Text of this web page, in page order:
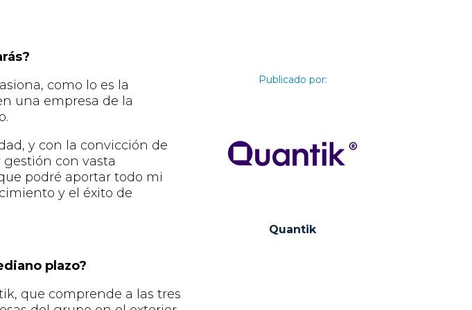
?
, como lo es la
una empresa de la
y con la convicción de
con vasta
podré aportar todo mi
y el éxito de
plazo?
que comprende a las tres
Publicado por:
Quantik